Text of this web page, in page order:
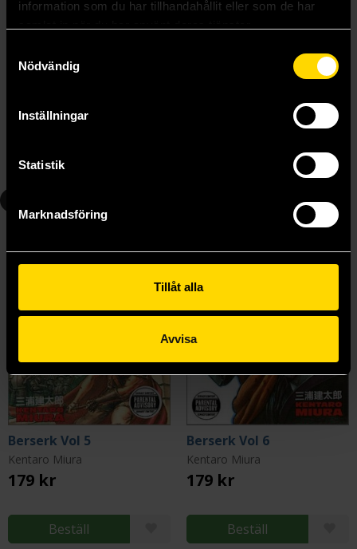
information som du har tillhandahållit eller som de har
Nödvändig
Inställningar
Statistik
Marknadsföring
Tillåt alla
Avvisa
179 kr
Beställ
Berserk Vol 5
Kentaro Miura
179 kr
Beställ
Berserk Vol 6
Kentaro Miura
179 kr
Beställ